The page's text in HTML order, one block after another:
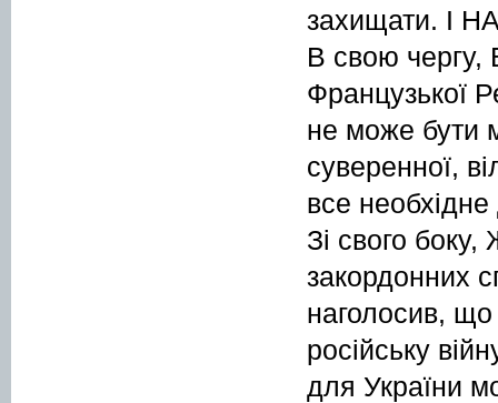
захищати. І
В свою чергу,
Французької
не може бути
суверенної,
все
Зі свого боку,
закордонних
наголосив,
російську
для України